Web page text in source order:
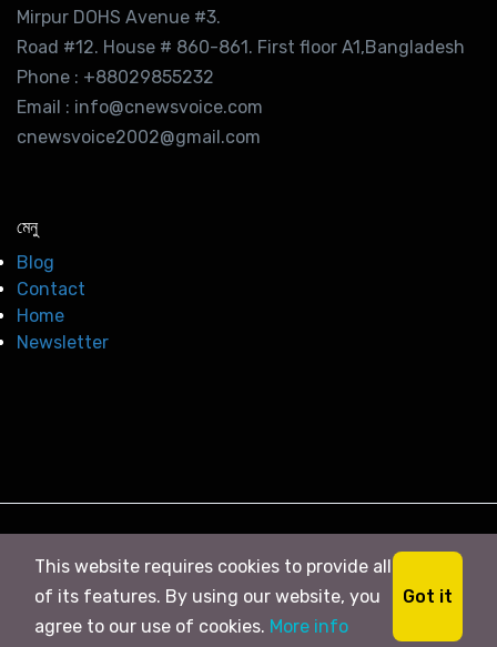
Mirpur DOHS Avenue #3.
Road #12. House # 860-861. First floor A1,Bangladesh
Phone : +88029855232
Email : info@cnewsvoice.com
cnewsvoice2002@gmail.com
মেনু
Blog
Contact
Home
Newsletter
This website requires cookies to provide all
of its features. By using our website, you
agree to our use of cookies. More info
Got it